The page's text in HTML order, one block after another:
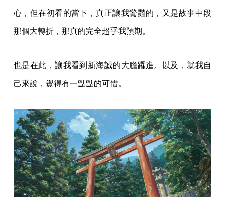
心，但在初看的當下，真正讓我驚豔的，又是故事中段
那個大轉折，那真的完全超乎我預期。
也是在此，讓我看到新海誠的大膽躍進。以及，就我自
己來說，覺得有一點點的可惜。